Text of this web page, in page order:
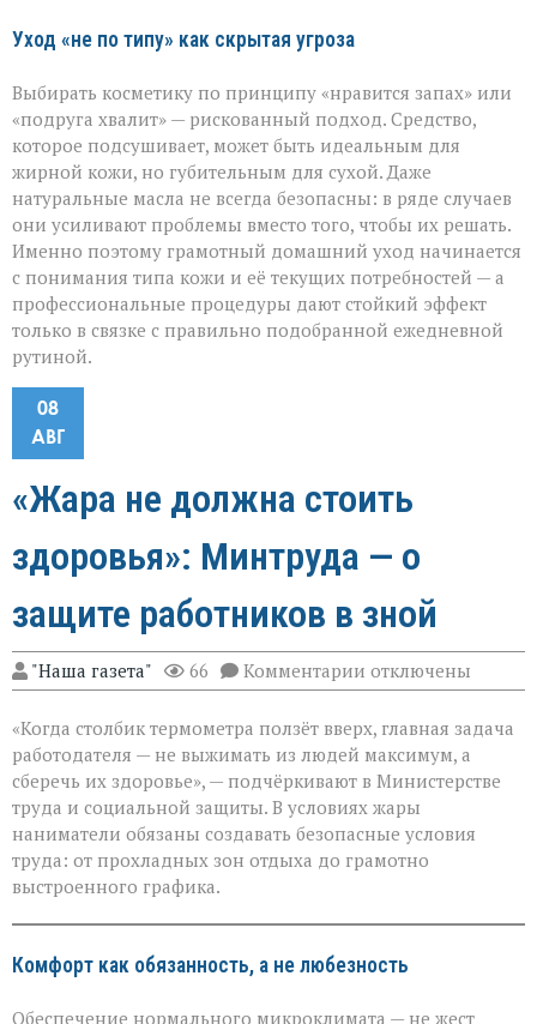
Уход «не по типу» как скрытая угроза
Выбирать косметику по принципу «нравится запах» или
«подруга хвалит» — рискованный подход. Средство,
которое подсушивает, может быть идеальным для
жирной кожи, но губительным для сухой. Даже
натуральные масла не всегда безопасны: в ряде случаев
они усиливают проблемы вместо того, чтобы их решать.
Именно поэтому грамотный домашний уход начинается
с понимания типа кожи и её текущих потребностей — а
профессиональные процедуры дают стойкий эффект
только в связке с правильно подобранной ежедневной
рутиной.
08
АВГ
«Жара не должна стоить
здоровья»: Минтруда — о
защите работников в зной
"Наша газета" 66 Комментарии к
записи
не
должна
стоить
здоровья»:
Минтруда — о
защите
работников
в
отключены
«Когда столбик термометра ползёт вверх, главная задача
работодателя — не выжимать из людей максимум, а
сберечь их здоровье», — подчёркивают в Министерстве
труда и социальной защиты. В условиях жары
наниматели обязаны создавать безопасные условия
труда: от прохладных зон отдыха до грамотно
выстроенного графика.
Комфорт как обязанность, а не любезность
Обеспечение нормального микроклимата — не жест